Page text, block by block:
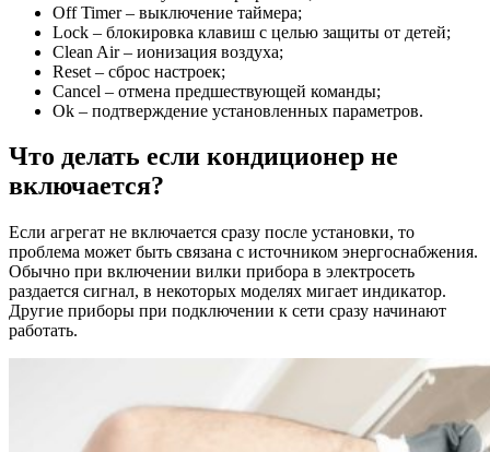
Off Timer – выключение таймера;
Lock – блокировка клавиш с целью защиты от детей;
Clean Air – ионизация воздуха;
Reset – сброс настроек;
Cancel – отмена предшествующей команды;
Ok – подтверждение установленных параметров.
Что делать если кондиционер не
включается?
Если агрегат не включается сразу после установки, то
проблема может быть связана с источником энергоснабжения.
Обычно при включении вилки прибора в электросеть
раздается сигнал, в некоторых моделях мигает индикатор.
Другие приборы при подключении к сети сразу начинают
работать.